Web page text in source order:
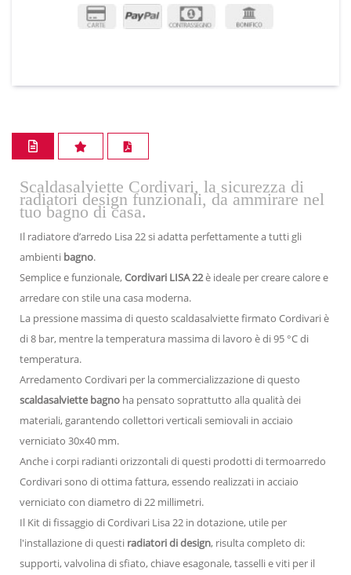
Scaldasalviette Cordivari, la sicurezza di
radiatori design funzionali, da ammirare nel
tuo bagno di casa.
Il radiatore d’arredo Lisa 22 si adatta perfettamente a tutti gli
ambienti bagno.
Semplice e funzionale,Cordivari LISA 22è ideale per creare calore e
arredare con stile una casa moderna.
La pressione massima di questo scaldasalviette firmato Cordivari è
di 8 bar, mentre la temperatura massima di lavoro è di 95 °C di
temperatura.
Arredamento Cordivari per la commercializzazione di questo
scaldasalviette bagno ha pensato soprattutto alla qualità dei
materiali, garantendo collettori verticali semiovali in acciaio
verniciato 30x40 mm.
Anche i corpi radianti orizzontali di questi prodotti di termoarredo
Cordivari sono di ottima fattura, essendo realizzati in acciaio
verniciato con diametro di 22 millimetri.
Il Kit di fissaggio di Cordivari Lisa 22 in dotazione, utile per
l'installazione di questi radiatori di design, risulta completo di:
supporti, valvolina di sfiato, chiave esagonale, tasselli e viti per il